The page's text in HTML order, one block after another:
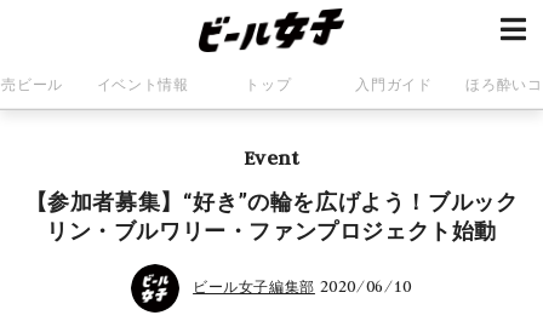
ビール イベント情報 トップ 入門ガイド ほろ酔い
Event
【参加者募集】“好き”の輪を広げよう！ブルック
リン・ブルワリー・ファンプロジェクト始動
ビール女子編集部 2020/06/10